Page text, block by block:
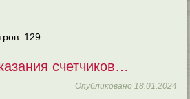
129
счетчиков…
Опубликовано 18.01.2024